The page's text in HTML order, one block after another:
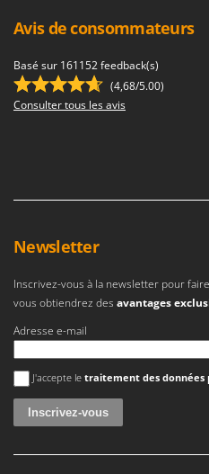
S
Santos
Sbaraglia
Silky
Skil
Smeg
Solidur
Spice Electronics
Avis de consommateurs
Basé sur 161152 feedback(s)
(4,68/5.00)
Consulter tous les avis
Newsletter
Inscrivez-vous à la newsletter pour
vous obtiendrez des avantages
Adresse e-mail
Une erreur est survenue
J'accepte le traitement des données